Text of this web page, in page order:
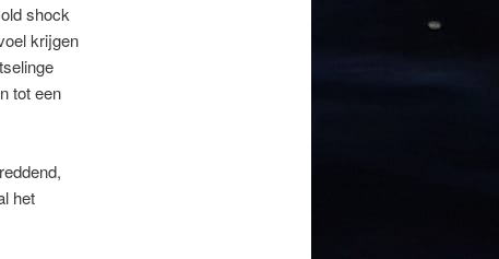
shock
krijgen
tot een
het